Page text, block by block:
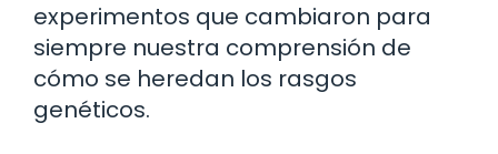
experimentos que cambiaron para
siempre nuestra comprensión de
cómo se heredan los rasgos
genéticos.